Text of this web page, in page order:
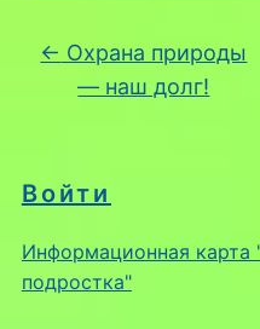
Войти
Информационная карта
подростка"
← Охрана природы
— наш долг!